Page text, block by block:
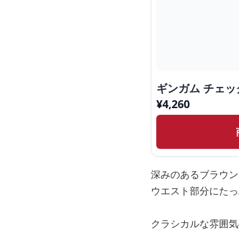
ギンガム チェ
¥4,260
深みのあるブラウ
ウエスト部分にた
クラシカルな雰囲